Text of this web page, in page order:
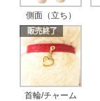
側面（立ち）
首輪/チャーム